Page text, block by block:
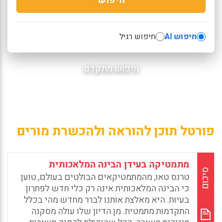
חיפוש AI חיפוש רגיל
חיפוש מתקדם
פורטל תוכן להוראה ולהכשרת מורים
סיכום
מתמטיקה בעידן הבינה המלאכותית
טרנס טאו, מהמתמטיקאים הבולטים בעולם, טוען
כי הבינה המלאכותית אינה רק כלי חדש לפתרון
בעיות. היא מאלצת אותנו לברר מחדש מהי בכלל
התקדמות מתמטית. מן הדיון שלו עולה מסקנה